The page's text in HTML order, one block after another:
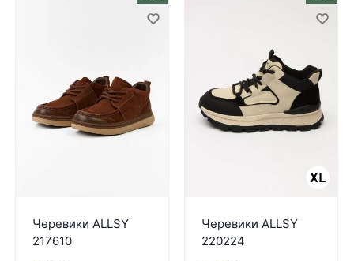
Черевики ALLSY
217610
Черевики ALLSY
220224